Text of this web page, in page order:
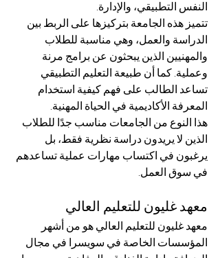
النفس التطبيقي، والإدارة.
تتميز هذه الجامعة بتركيزها على الربط بين
الدراسة والعمل، وهي مناسبة للطلاب
والمهنيين الذين يبحثون عن برامج مرنة
وعملية. كما أن طبيعة التعليم التطبيقي
تساعد الطالب على فهم كيفية استخدام
المعرفة الأكاديمية في الحياة المهنية.
هذا النوع من الجامعات مناسب جدًا للطلاب
الذين لا يريدون دراسة نظرية فقط، بل
يرغبون في اكتساب مهارات عملية تساعدهم
في سوق العمل.
معهد غليون للتعليم العالي
معهد غليون للتعليم العالي هو من أشهر
المؤسسات الخاصة في سويسرا في مجال